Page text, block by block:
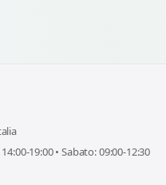
19:00 • Sabato: 09:00-12:30